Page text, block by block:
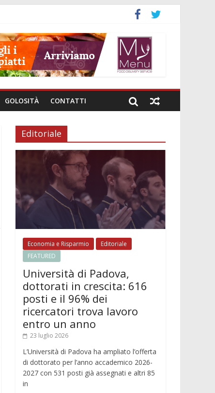
GOLOSITÀ CONTATTI
Editoriale
Economia e Risparmio
Editoriale
FEATURED
Università di Padova,
dottorati in crescita: 616
posti e il 96% dei
ricercatori trova lavoro
entro un anno
23 luglio 2026
L’Università di Padova ha ampliato l’offerta
di dottorato per l’anno accademico 2026-
2027 con 531 posti già assegnati e altri 85
in